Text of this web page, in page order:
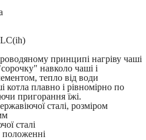
принципі нагріву чаші
навколо чаші і
тепло від води
котла плавно і рівномірно по
пригорання їжі.
сталі, розміром
сталі
положенні